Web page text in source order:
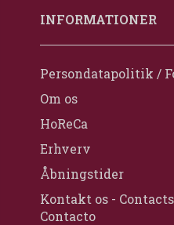
INFORMATIONER
Persondatapolitik /
Om os
HoReCa
Erhverv
Åbningstider
Kontakt os -
Contacto